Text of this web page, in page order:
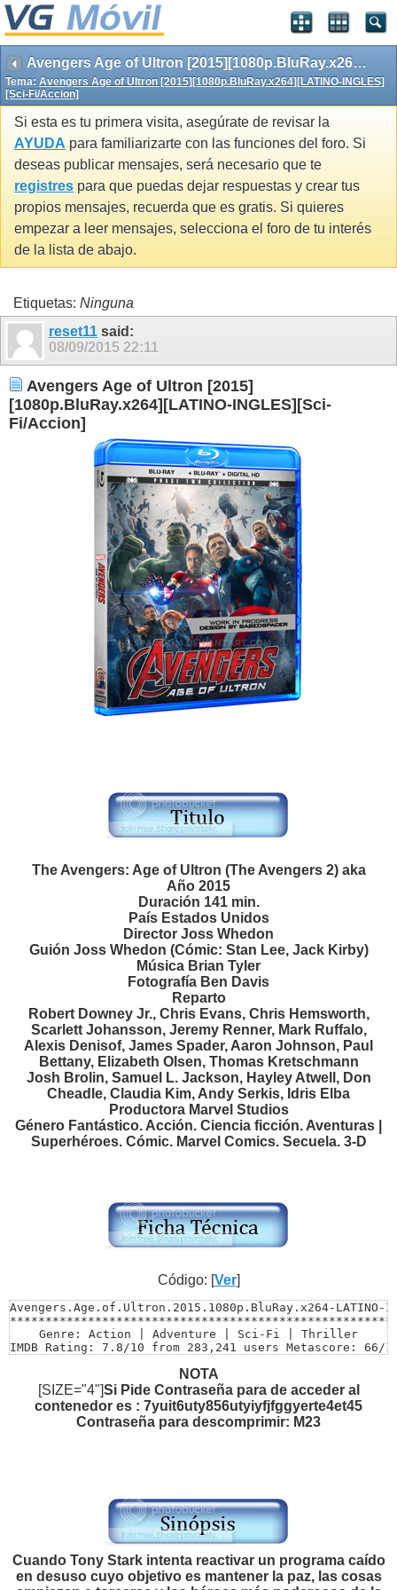
Avengers Age of Ultron [2015][1080p.BluRay.x264][LATINO-INGLES][Sci-Fi/Accion]
Tema: Avengers Age of Ultron [2015][1080p.BluRay.x264][LATINO-INGLES]
[Sci-Fi/Accion]
Si esta es tu primera visita, asegúrate de revisar la
AYUDA para familiarizarte con las funciones del foro. Si
deseas publicar mensajes, será necesario que te
registres para que puedas dejar respuestas y crear tus
propios mensajes, recuerda que es gratis. Si quieres
empezar a leer mensajes, selecciona el foro de tu interés
de la lista de abajo.
Etiquetas: Ninguna
reset11 said:
08/09/2015 22:11
Avengers Age of Ultron [2015]
[1080p.BluRay.x264][LATINO-INGLES][Sci-
Fi/Accion]
The Avengers: Age of Ultron (The Avengers 2) aka
Año 2015
Duración 141 min.
País Estados Unidos
Director Joss Whedon
Guión Joss Whedon (Cómic: Stan Lee, Jack Kirby)
Música Brian Tyler
Fotografía Ben Davis
Reparto
Robert Downey Jr., Chris Evans, Chris Hemsworth,
Scarlett Johansson, Jeremy Renner, Mark Ruffalo,
Alexis Denisof, James Spader, Aaron Johnson, Paul
Bettany, Elizabeth Olsen, Thomas Kretschmann
Josh Brolin, Samuel L. Jackson, Hayley Atwell, Don
Cheadle, Claudia Kim, Andy Serkis, Idris Elba
Productora Marvel Studios
Género Fantástico. Acción. Ciencia ficción. Aventuras |
Superhéroes. Cómic. Marvel Comics. Secuela. 3-D
Código: [Ver]
Avengers.Age.of.Ultron.2015.1080p.BluRay.x264-LATINO-
Genre: Action | Adventure | Sci-Fi | Thriller
IMDB Rating: 7.8/10 from 283,241 users Metascore: 66/
Starring: Robert Downey Jr., Chris Evans, Mark Ruffalo
Size: 11.3 GB
Video: MKV | 1920×808 | 9562 Kbps
Runtime: 2h 21mn
******************************************************
*****************SUBTITULOS***********************
SUBTITULO 1 : INCORPORADOS AL VIDEO ESPAÑOL LATINO
SUBTITULO 2 : ESPAÑOL LATINO .SRT
NOTA
[SIZE="4"]Si Pide Contraseña para de acceder al
contenedor es : 7yuit6uty856utyiyfjfggyerte4et45
Contraseña para descomprimir: M23
Cuando Tony Stark intenta reactivar un programa caído
en desuso cuyo objetivo es mantener la paz, las cosas